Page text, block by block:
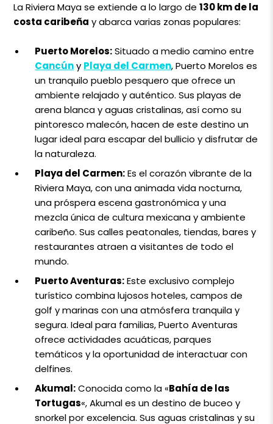
La Riviera Maya se extiende a lo largo de130 km de la
costa caribeña y abarca varias zonas populares:
Puerto Morelos:Situado a medio camino entre
Cancúny Playa del Carmen, Puerto Morelos es
un tranquilo pueblo pesquero que ofrece un
ambiente relajado y auténtico. Sus playas de
arena blanca y aguas cristalinas, así como su
pintoresco malecón, hacen de este destino un
lugar ideal para escapar del bullicio y disfrutar de
la naturaleza.
Playa del Carmen:Es el corazón vibrante de la
Riviera Maya, con una animada vida nocturna,
una próspera escena gastronómica y una
mezcla única de cultura mexicana y ambiente
caribeño. Sus calles peatonales, tiendas, bares y
restaurantes atraen a visitantes de todo el
mundo.
Puerto Aventuras:Este exclusivo complejo
turístico combina lujosos hoteles, campos de
golf y marinas con una atmósfera tranquila y
segura. Ideal para familias, Puerto Aventuras
ofrece actividades acuáticas, parques
temáticos y la oportunidad de interactuar con
delfines.
Akumal:Conocida como la «Bahía de las
Tortugas«, Akumal es un destino de buceo y
snorkel por excelencia. Sus aguas cristalinas y su